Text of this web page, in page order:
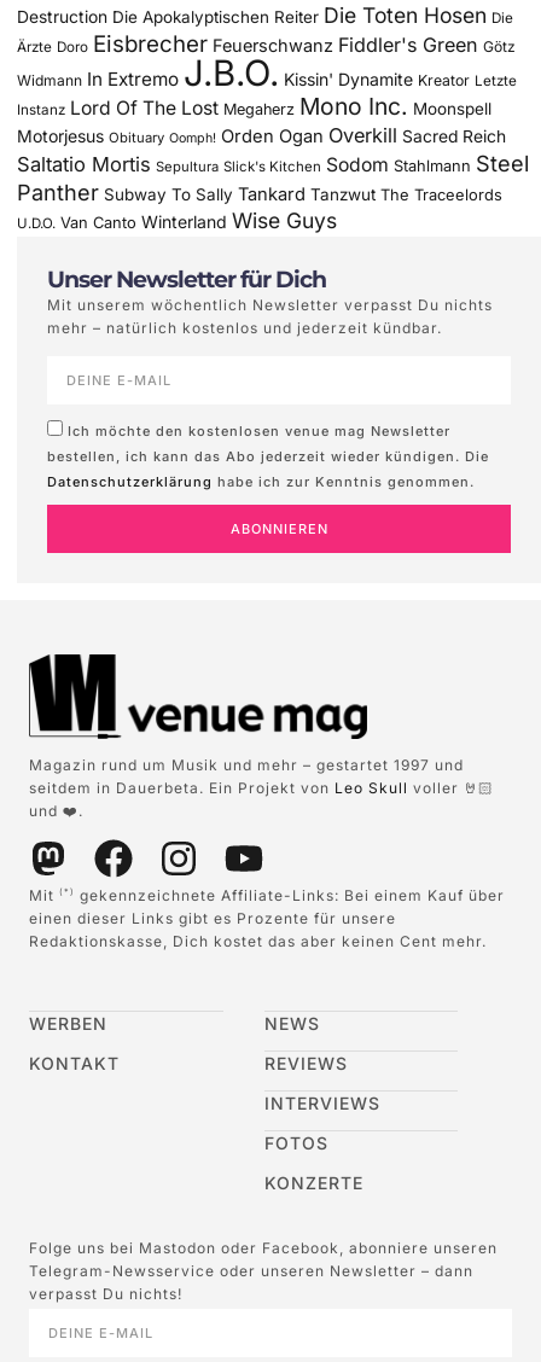
Destruction Die Apokalyptischen Reiter Die Toten Hosen Die
Ärzte Doro Eisbrecher Feuerschwanz Fiddler's Green Götz
Widmann In Extremo J.B.O. Kissin' Dynamite Kreator Letzte
Instanz Lord Of The Lost Megaherz Mono Inc. Moonspell
Motorjesus Obituary Oomph! Orden Ogan Overkill Sacred Reich
Saltatio Mortis Sepultura Slick's Kitchen Sodom Stahlmann Steel
Panther Subway To Sally Tankard Tanzwut The Traceelords
U.D.O. Van Canto Winterland Wise Guys
Unser Newsletter für Dich
Mit unserem wöchentlich Newsletter verpasst Du nichts
mehr – natürlich kostenlos und jederzeit kündbar.
Ich möchte den kostenlosen venue mag Newsletter
bestellen, ich kann das Abo jederzeit wieder kündigen. Die
Datenschutzerklärung habe ich zur Kenntnis genommen.
ABONNIEREN
Magazin rund um Musik und mehr – gestartet 1997 und
seitdem in Dauerbeta. Ein Projekt von Leo Skull voller 🤘🏻
und ❤️.
Mit (*)
gekennzeichnete Affiliate-Links: Bei einem Kauf über
einen dieser Links gibt es Prozente für unsere
Redaktionskasse, Dich kostet das aber keinen Cent mehr.
WERBEN
KONTAKT
NEWS
REVIEWS
INTERVIEWS
FOTOS
KONZERTE
Folge uns bei Mastodon oder Facebook, abonniere unseren
Telegram-Newsservice oder unseren Newsletter – dann
verpasst Du nichts!